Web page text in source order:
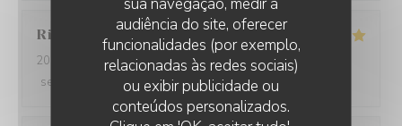
audiência do site, oferecer
funcionalidades (por exemplo,
relacionadas às redes sociais)
ou exibir publicidade ou
conteúdos personalizados.
Riccardo L
2026-05-25
- 21:45 - guests 2
service
ambience:4/5 menu:5/5 quality_price